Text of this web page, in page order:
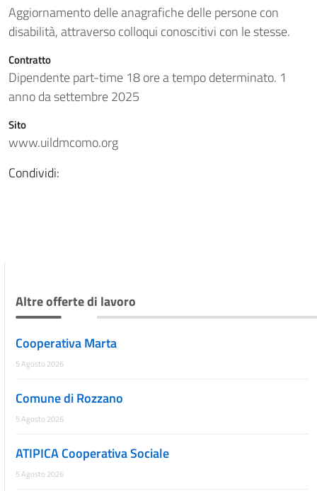
Aggiornamento delle anagrafiche delle persone con
disabilità, attraverso colloqui conoscitivi con le stesse.
Contratto
Dipendente part-time 18 ore a tempo determinato. 1
anno da settembre 2025
Sito
www.uildmcomo.org
Condividi:
Altre offerte di lavoro
Cooperativa Marta
5 Agosto 2026
Comune di Rozzano
5 Agosto 2026
ATIPICA Cooperativa Sociale
5 Agosto 2026